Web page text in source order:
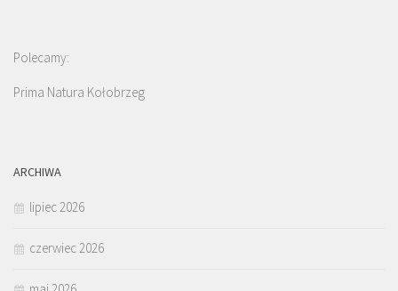
Polecamy:
Prima Natura Kołobrzeg
ARCHIWA
lipiec 2026
czerwiec 2026